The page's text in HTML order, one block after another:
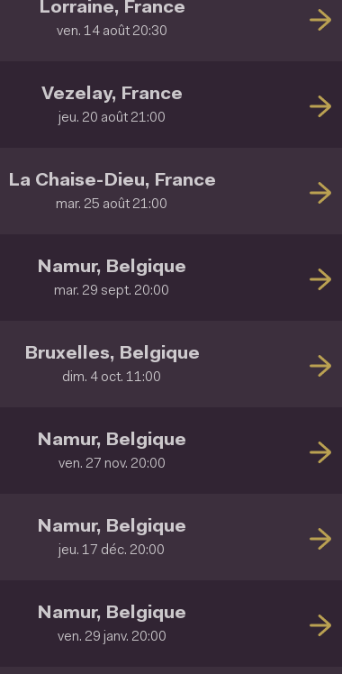
Lorraine, France
ven. 14 août 20:30
Vezelay, France
jeu. 20 août 21:00
La Chaise-Dieu, France
mar. 25 août 21:00
Namur, Belgique
mar. 29 sept. 20:00
Bruxelles, Belgique
dim. 4 oct. 11:00
Namur, Belgique
ven. 27 nov. 20:00
Namur, Belgique
jeu. 17 déc. 20:00
Namur, Belgique
ven. 29 janv. 20:00